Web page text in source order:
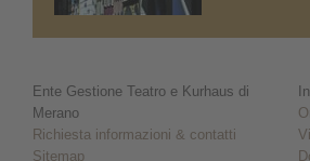
Ente Gestione Teatro e Kurhaus di
Merano
Richiesta informazioni & contatti
Sitemap